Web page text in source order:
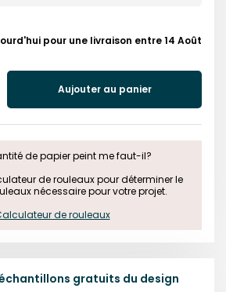
pour une livraison entre 14 Août
Aujouter au panier
de papier peint me faut-il?
de rouleaux pour déterminer le
nécessaire pour votre projet.
de rouleaux
gratuits du design